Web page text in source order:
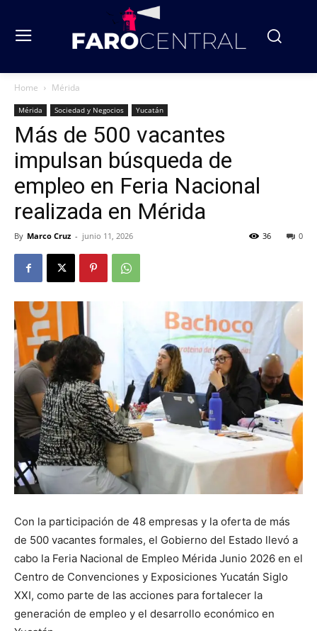
Home Mérida
Mérida Sociedad y Negocios Yucatán
Más de 500 vacantes
impulsan búsqueda de
empleo en Feria Nacional
realizada en Mérida
By Marco Cruz - junio 11, 2026 0
36
Con la participación de 48 empresas y la oferta de más
de 500 vacantes formales, el Gobierno del Estado llevó a
cabo la Feria Nacional de Empleo Mérida Junio 2026 en el
Centro de Convenciones y Exposiciones Yucatán Siglo
XXI, como parte de las acciones para fortalecer la
generación de empleo y el desarrollo económico en